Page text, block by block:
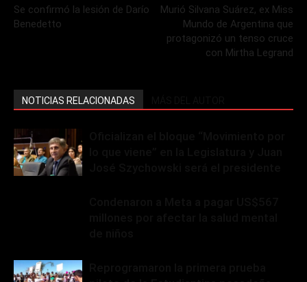
Se confirmó la lesión de Darío
Benedetto
Murió Silvana Suárez, ex Miss
Mundo de Argentina que
protagonizó un tenso cruce
con Mirtha Legrand
NOTICIAS RELACIONADAS